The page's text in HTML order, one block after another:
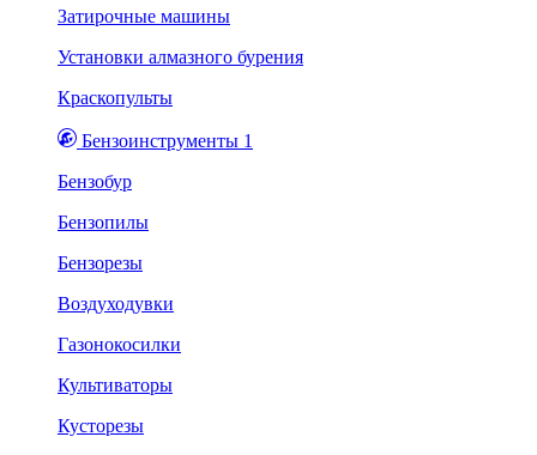
Затирочные машины
Установки алмазного бурения
Краскопульты
Бензоинструменты 1
Бензобур
Бензопилы
Бензорезы
Воздуходувки
Газонокосилки
Культиваторы
Кусторезы